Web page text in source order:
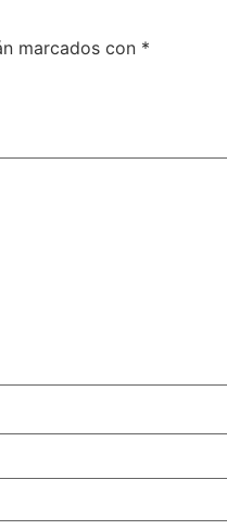
marcados con *